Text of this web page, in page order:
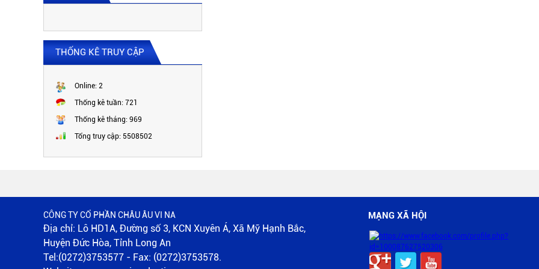
WE 145 x 20 x 1000
THỐNG KÊ TRUY CẬP
Online: 2
Thống kê tuần: 721
Thống kê tháng: 969
Tổng truy cập: 5508502
CÔNG TY CỔ PHẦN CHÂU ÂU VI NA
Địa chỉ: Lô HD1A, Đường số 3, KCN Xuyên Á, Xã Mỹ Hạnh Bắc,
Huyện Đức Hòa, Tỉnh Long An
Tel:(0272)3753577 - Fax: (0272)3753578.
MẠNG XÃ HỘI